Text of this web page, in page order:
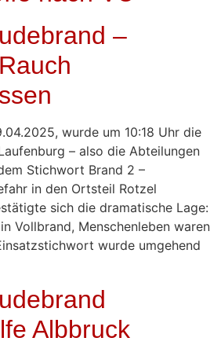
–
wurde um 10:18 Uhr die
– also die Abteilungen
Stichwort Brand 2 –
in den Ortsteil Rotzel
sich die dramatische Lage:
Vollbrand, Menschenleben waren
wurde umgehend
Albbruck